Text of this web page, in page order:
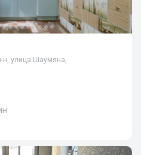
н, улица Шаумяна,